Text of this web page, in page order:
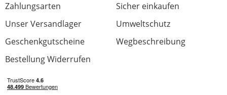
Zahlungsarten
Sicher einkaufen
Unser Versandlager
Umweltschutz
Geschenkgutscheine
Wegbeschreibung
Bestellung Widerrufen